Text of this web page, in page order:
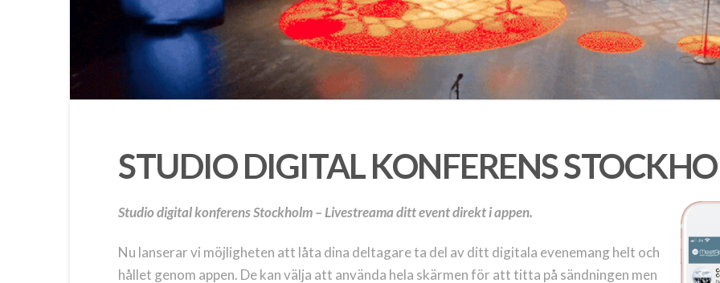
STUDIO DIGITAL KONFERENS
Studio digital konferens Stockholm – Livestreama ditt event direkt i appen.
Nu lanserar vi möjligheten att låta dina deltagare ta del av ditt digitala evenemang helt och
hållet genom appen. De kan välja att använda hela skärmen för att titta på sändningen men